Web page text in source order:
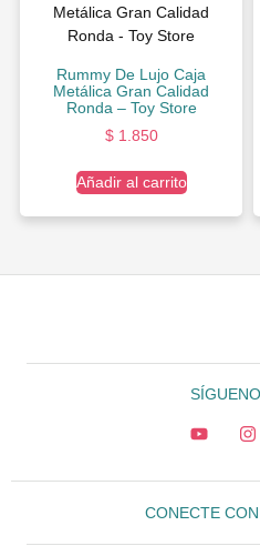
Rummy De Lujo Caja
Metálica Gran Calidad
Ronda – Toy Store
$1.850
Añadir al carrito
CONECTE